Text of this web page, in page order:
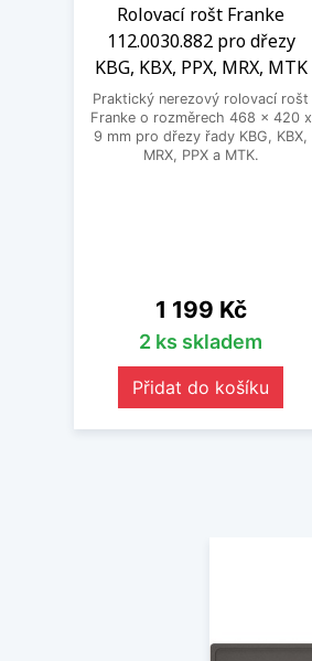
Rolovací rošt Franke
112.0030.882 pro dřezy
KBG, KBX, PPX, MRX, MTK
Praktický nerezový rolovací rošt
Franke o rozměrech 468 x 420 x
9 mm pro dřezy řady KBG, KBX,
MRX, PPX a MTK.
Cena
1 199 Kč
2 ks skladem
Přidat do košíku